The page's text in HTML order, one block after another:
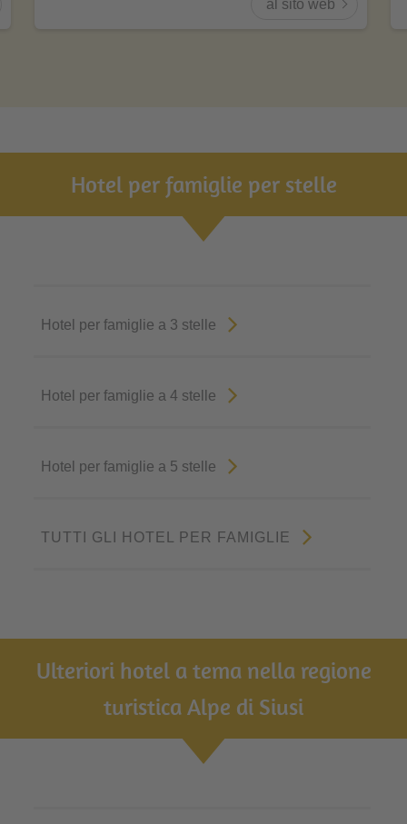
al sito web
Hotel per famiglie per stelle
Hotel per famiglie a 3 stelle
Hotel per famiglie a 4 stelle
Hotel per famiglie a 5 stelle
TUTTI GLI HOTEL PER FAMIGLIE
Ulteriori hotel a tema nella regione
turistica Alpe di Siusi